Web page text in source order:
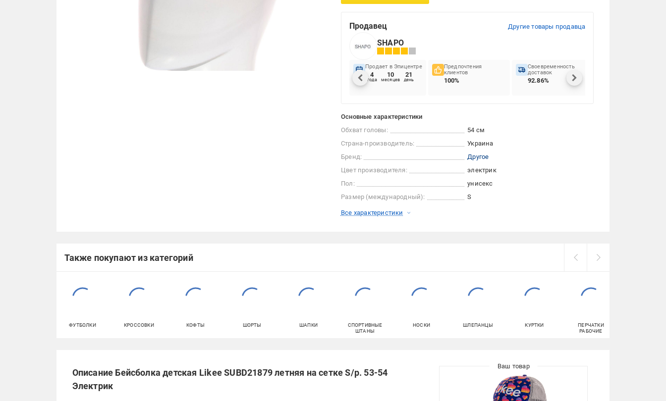
Продавец Другие товары продавца
SHAPO
Продает в Эпицентре
4
года
10
месяцев
21
день
Предпочтения
клиентов
100%
Своевременность
доставок
92.86%
Основные характеристики
Обхват головы:
54 см
Страна-производитель:
Украина
Бренд:
Другое
Цвет производителя:
электрик
Пол:
унисекс
Размер (международный):
S
Все характеристики
Также покупают из категорий
ФУТБОЛКИ КРОССОВКИ КОФТЫ ШОРТЫ ШАПКИ
СПОРТИВНЫЕ
ШТАНЫ
НОСКИ ШЛЕПАНЦЫ КУРТКИ
ПЕРЧАТКИ
РАБОЧИЕ
Описание Бейсболка детская Likee SUBD21879 летняя на сетке S/р. 53-54
Электрик